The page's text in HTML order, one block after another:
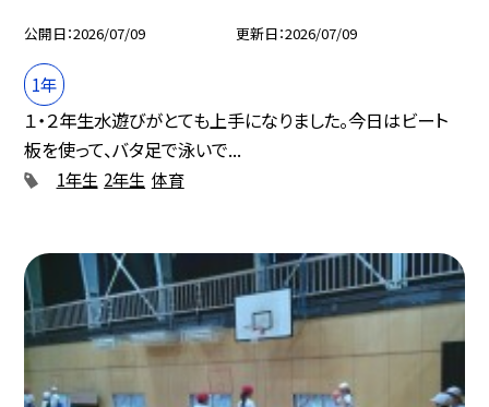
公開日 2026/07/09 更新日 2026/07/09
1年
１・２年生水遊びがとても上手になりました。今日はビート
板を使って、バタ足で泳いで...
1年生 2年生 体育